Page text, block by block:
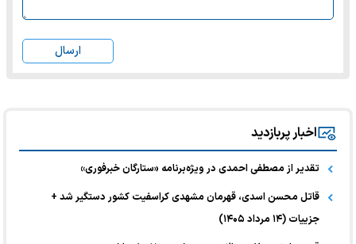
ارسال
اخبار پربازدید
تقدیر از مصطفی احمدی در ویژه‌برنامه «ستارگان خبرفوری»
قاتل محسن اسدی، قهرمان مشهدی کراسفیت کشور دستگیر شد +
جزییات (۱۴ مرداد ۱۴۰۵)